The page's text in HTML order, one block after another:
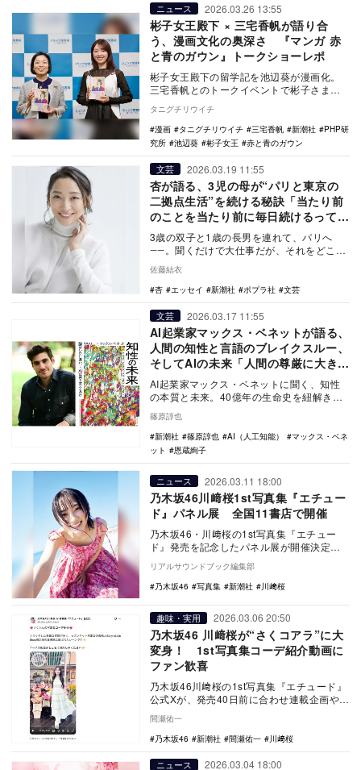
ニュース 2026.03.26 13:55
彬子女王殿下 × 三宅香帆が語り合
う、漫画文化の奥深さ 『マンガ 赤
と青のガウン』トークショーレポ
彬子女王殿下の留学記を池辺葵が漫画化。
三宅香帆とのトークイベントで彬子さま
海外留学への想い…
タニグチリウイチ
漫画
タニグチリウイチ 三宅香帆 新潮社
PHP研
究所
池辺葵 彬子女王 赤と青のガウン
文芸 2026.03.19 11:55
杏が語る、3児の母が“パリと東京の
二拠点生活”を続ける秘訣「当たり前
のことを当たり前に毎日続けるってい
うのが大事」
3歳の双子と1歳の長男を連れて、パリへ
――。聞くだけで大仕事だが、それをどこか
軽やかにやってのけるのが女優・杏だ。思
い立ったら動…
佐藤結衣
杏
エッセイ 新潮社 ポプラ社 文芸
文芸 2026.03.17 11:55
AI起業家マックス・ベネットが語る、
人間の知性と言語のブレイクスルー、
そしてAIの未来「人間の尊厳に大きな
問いが生じる」
AI起業家マックス・ベネットに聞く、知性
の本質と未来。40億年の生命史を紐解き、
独自の言…
篠原諄也
新潮社
篠原諄也 AI（人工知能）
マックス・ベネ
ット
恩蔵絢子
ニュース 2026.03.11 18:00
乃木坂46川﨑桜1st写真集『エチュー
ド』パネル展 全国11書店で開催
乃木坂46・川﨑桜の1st写真集『エチュー
ド』発売を記念したパネル展が開催決定。
全国11か所の書店にて開催され、その規模
は坂道グ…
リアルサウンドブック編集部
乃木坂46
写真集 新潮社 川﨑桜
趣味・実用 2026.03.06 20:50
乃木坂46 川﨑桜が“さくコアラ”に大
変身！ 1st写真集コーデ紹介動画に
ファン歓喜
乃木坂46川﨑桜の1st写真集『エチュード』
公式Xが、発売40日前に合わせ連載企画や動
了し…
間瀬佑一
乃木坂46
新潮社 間瀬佑一 川﨑桜
ニュース 2026.03.04 18:00